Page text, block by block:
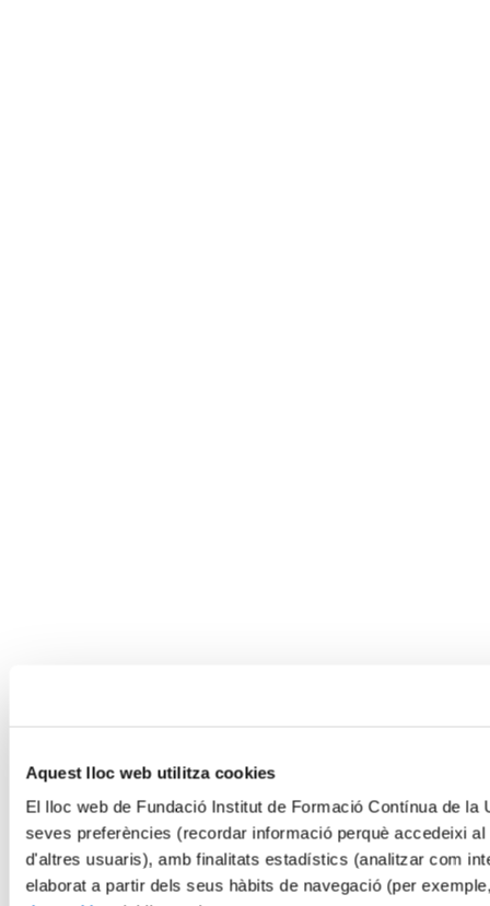
Aquest lloc web utilitza cookies
El lloc web de Fundació Institut de Formació Contínua de
seves preferències (recordar informació perquè accedeixi
d'altres usuaris), amb finalitats estadístics (analitzar com
elaborat a partir dels seus hàbits de navegació (per